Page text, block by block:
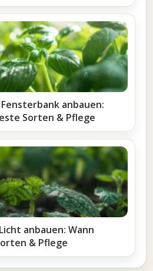
anbauen:
Sorten & Pflege
anbauen: Wann
& Pflege